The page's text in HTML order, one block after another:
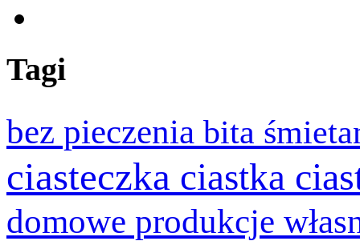
Tagi
bez pieczenia bita
ciasteczka ciastka
domowe produkcje